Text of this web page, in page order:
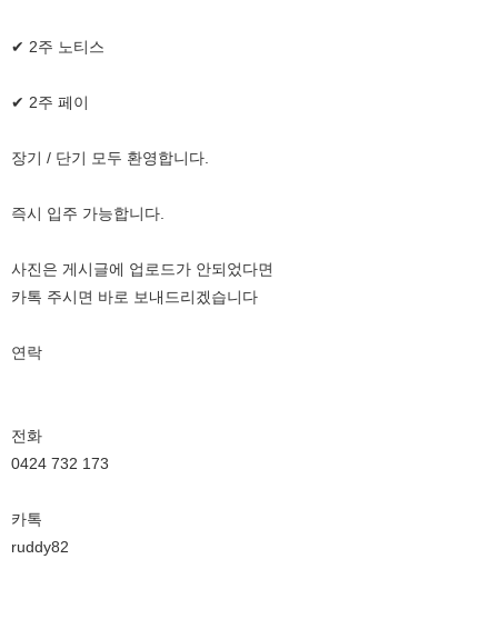
✔ 2주 노티스
✔ 2주 페이
장기 / 단기 모두 환영합니다.
즉시 입주 가능합니다.
사진은 게시글에 업로드가 안되었다면
카톡 주시면 바로 보내드리겠습니다
연락
전화
0424 732 173
카톡
ruddy82